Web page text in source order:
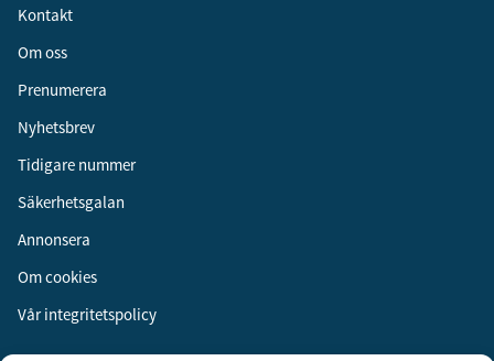
Kontakt
Om oss
Prenumerera
Nyhetsbrev
Tidigare nummer
Säkerhetsgalan
Annonsera
Om cookies
Vår integritetspolicy